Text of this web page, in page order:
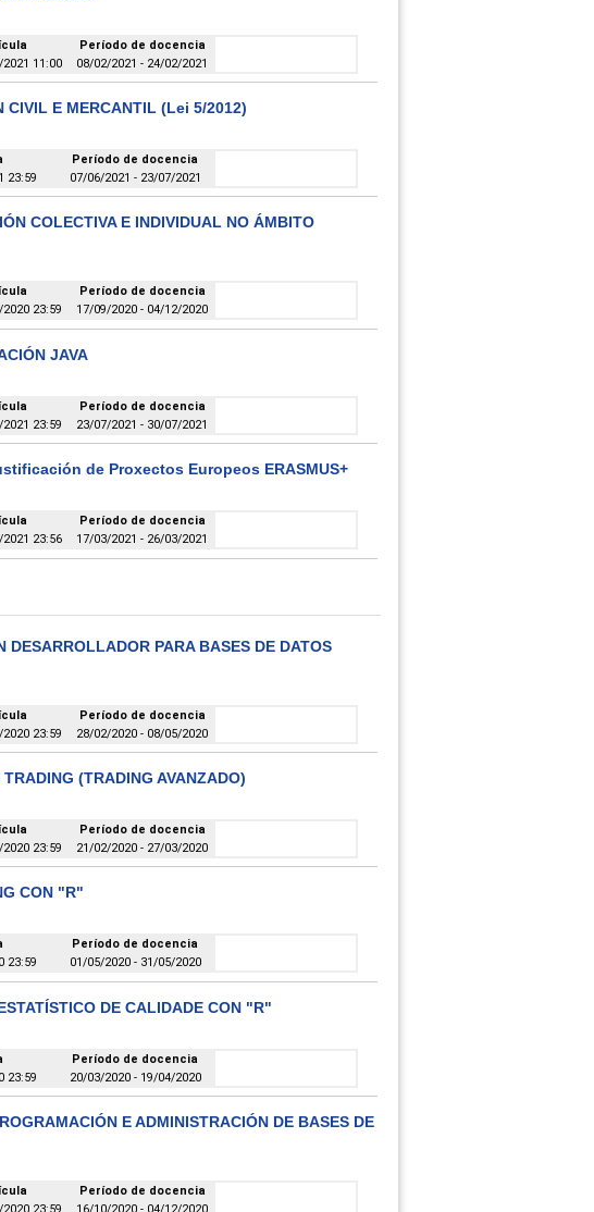
Período de docencia
11:00 08/02/2021 - 24/02/2021
CIVIL E MERCANTIL (Lei 5/2012)
Período de docencia
23:59 07/06/2021 - 23/07/2021
COLECTIVA E INDIVIDUAL NO ÁMBITO
Período de docencia
23:59 17/09/2020 - 04/12/2020
JAVA
Período de docencia
23:59 23/07/2021 - 30/07/2021
de Proxectos Europeos ERASMUS+
Período de docencia
23:56 17/03/2021 - 26/03/2021
PARA BASES DE DATOS
Período de docencia
23:59 28/02/2020 - 08/05/2020
(TRADING AVANZADO)
Período de docencia
23:59 21/02/2020 - 27/03/2020
CON "R"
Período de docencia
23:59 01/05/2020 - 31/05/2020
DE CALIDADE CON "R"
Período de docencia
23:59 20/03/2020 - 19/04/2020
E ADMINISTRACIÓN DE BASES DE
Período de docencia